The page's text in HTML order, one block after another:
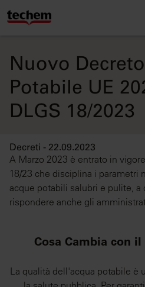
Nuovo
Potabile UE
DLGS 18/2023
Decreti - 22.09.2023
A Marzo 2023 è entrato in
18/23 che disciplina i parametri
acque potabili salubri e pulite, a
rispondere anche gli
Cosa Cambia con il
La qualità dell'acqua potabile è